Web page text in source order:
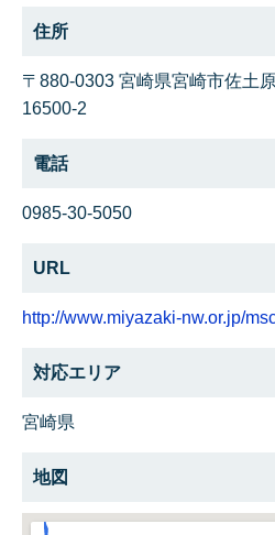
住所
〒880-0303 宮崎県宮崎市佐土
16500-2
電話
0985-30-5050
URL
http://www.miyazaki-nw.or.jp/
対応エリア
宮崎県
地図